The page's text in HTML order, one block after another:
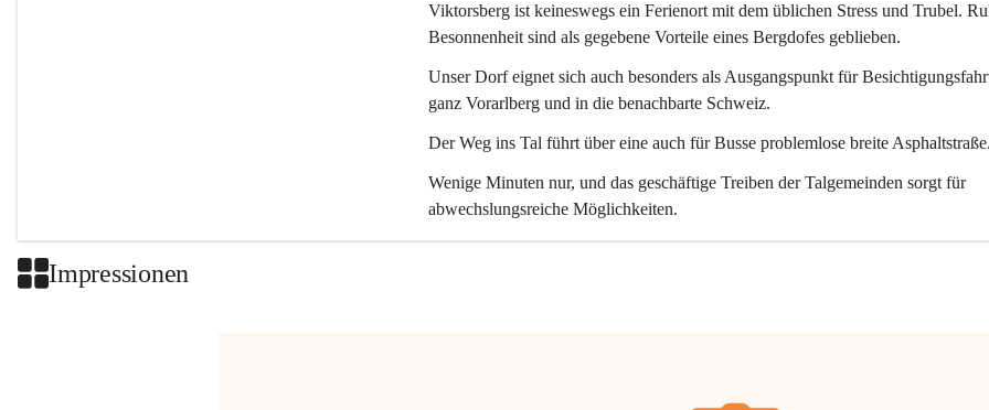
Viktorsberg ist keineswegs ein Ferienort mit dem üblichen Stress und Trubel.
Besonnenheit sind als gegebene Vorteile eines Bergdofes geblieben.
Unser Dorf eignet sich auch besonders als Ausgangspunkt für
ganz Vorarlberg und in die benachbarte Schweiz.
Der Weg ins Tal führt über eine auch für Busse problemlose breite
Wenige Minuten nur, und das geschäftige Treiben der Talgemeinden sorgt für
abwechslungsreiche Möglichkeiten.
Impressionen